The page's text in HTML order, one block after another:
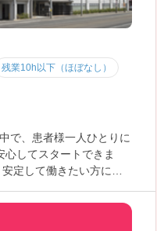
残業10h以下（ほぼなし）
で、患者様一人ひとりに
してスタートできま
定して働きたい方にぴ